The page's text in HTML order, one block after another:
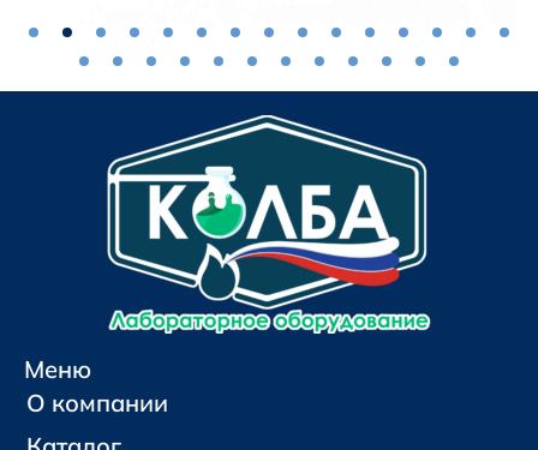
Меню
О компании